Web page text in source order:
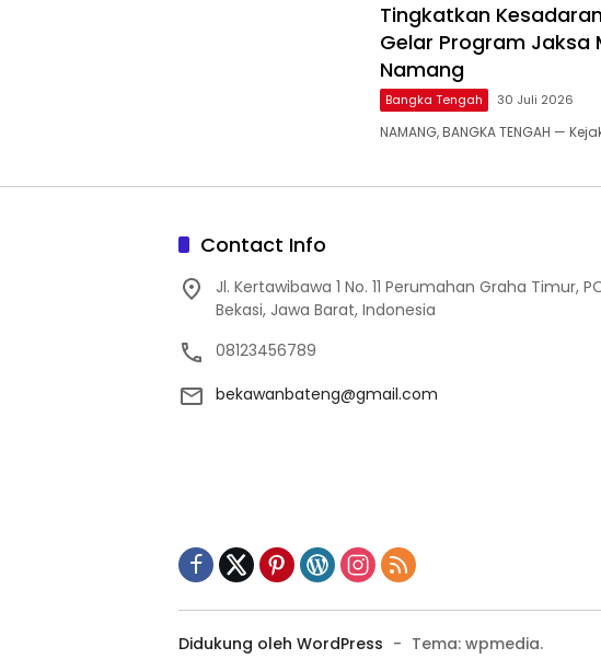
Tingkatkan
Gelar Program Jaksa
Namang
Bangka Tengah 30 Juli 2026
NAMANG, BANGKA TENGAH —
Contact Info
Jl. Kertawibawa 1 No. 11 Perumahan Graha Timur,
Bekasi, Jawa Barat, Indonesia
08123456789
bekawanbateng@gmail.com
Didukung oleh WordPress - Tema: wpmedia.